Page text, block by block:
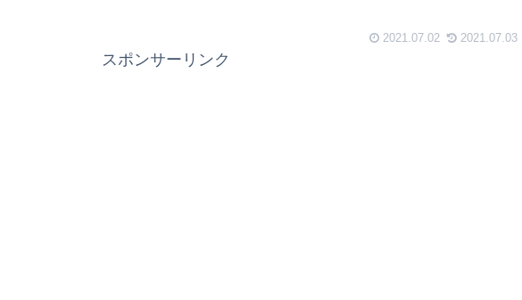
2021.07.02 2021.07.03
スポンサーリンク